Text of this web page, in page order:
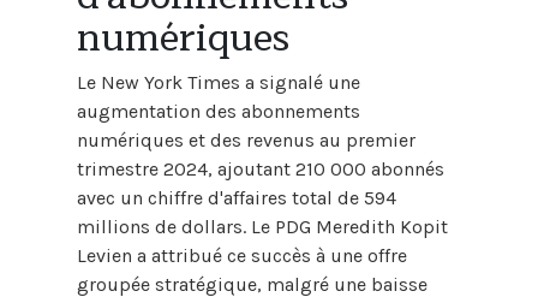
numériques
Le New York Times a signalé une
augmentation des abonnements
numériques et des revenus au premier
trimestre 2024, ajoutant 210 000 abonnés
avec un chiffre d'affaires total de 594
millions de dollars. Le PDG Meredith Kopit
Levien a attribué ce succès à une offre
groupée stratégique, malgré une baisse